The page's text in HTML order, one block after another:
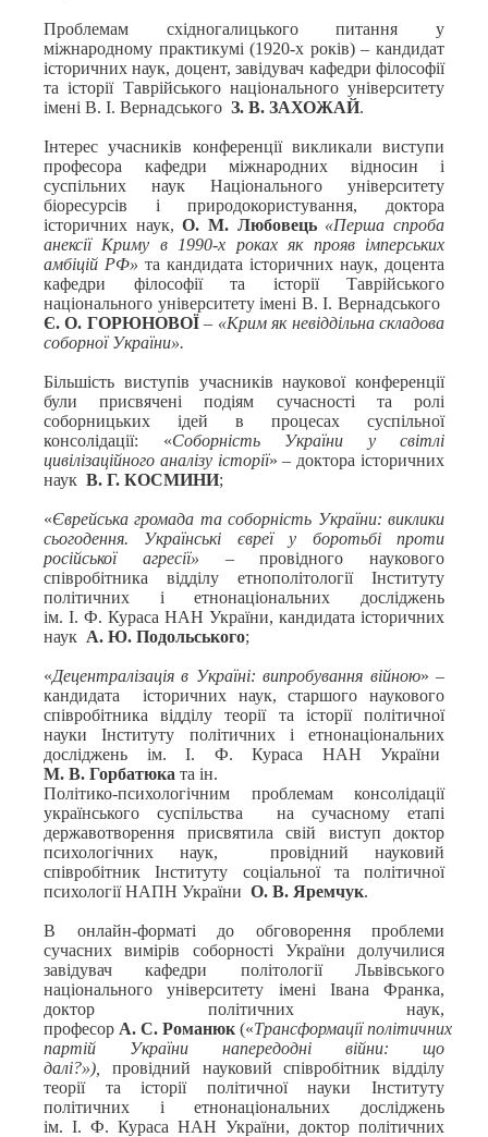
Проблемам східногалицького питання у
міжнародному практикумі (1920-х років) – кандидат
історичних наук, доцент, завідувач кафедри філософії
та історії Таврійського національного університету
імені В. І. Вернадського З. В. ЗАХОЖАЙ.
Інтерес учасників конференції викликали виступи
професора кафедри міжнародних відносин і
суспільних наук Національного університету
біоресурсів і природокористування, доктора
історичних наук,О. М. Любовець «Перша спроба
анексії Криму в 1990-х роках як прояв імперських
амбіцій РФ» та кандидата історичних наук, доцента
кафедри філософії та історії Таврійського
національного університету імені В. І. Вернадського
Є. О. ГОРЮНОВОЇ– «Крим як невіддільна складова
соборної України».
Більшість виступів учасників наукової конференції
були присвячені подіям сучасності та ролі
соборницьких ідей в процесах суспільної
консолідації: «Соборність України у світлі
цивілізаційного аналізу історії» – доктора історичних
наук В. Г. КОСМИНИ;
«Єврейська громада та соборність України: виклики
сьогодення. Українські євреї у боротьбі проти
російської агресії» –провідного наукового
співробітника відділу етнополітології Інституту
політичних і етнонаціональних досліджень
ім. І. Ф. Кураса НАН України, кандидата історичних
наук А. Ю. Подольського;
«Децентралізація в Україні: випробування війною» –
кандидата історичних наук, старшого наукового
співробітника відділу теорії та історії політичної
науки Інституту політичних і етнонаціональних
досліджень ім. І. Ф. Кураса НАН України
М. В. Горбатюка та ін.
Політико-психологічним проблемам консолідації
українського суспільства на сучасному етапі
державотворення присвятила свій виступ доктор
психологічних наук, провідний науковий
співробітник Інституту соціальної та політичної
психології НАПН України О. В. Яремчук.
В онлайн-форматі до обговорення проблеми
сучасних вимірів соборності України долучилися
завідувач кафедри політології Львівського
національного університету імені Івана Франка,
доктор політичних наук,
професор А. С. Романюк («Трансформації політичних
партій України напередодні війни: що
далі?»), провідний науковий співробітник відділу
теорії та історії політичної науки Інституту
політичних і етнонаціональних досліджень
ім. І. Ф. Кураса НАН України, доктор політичних